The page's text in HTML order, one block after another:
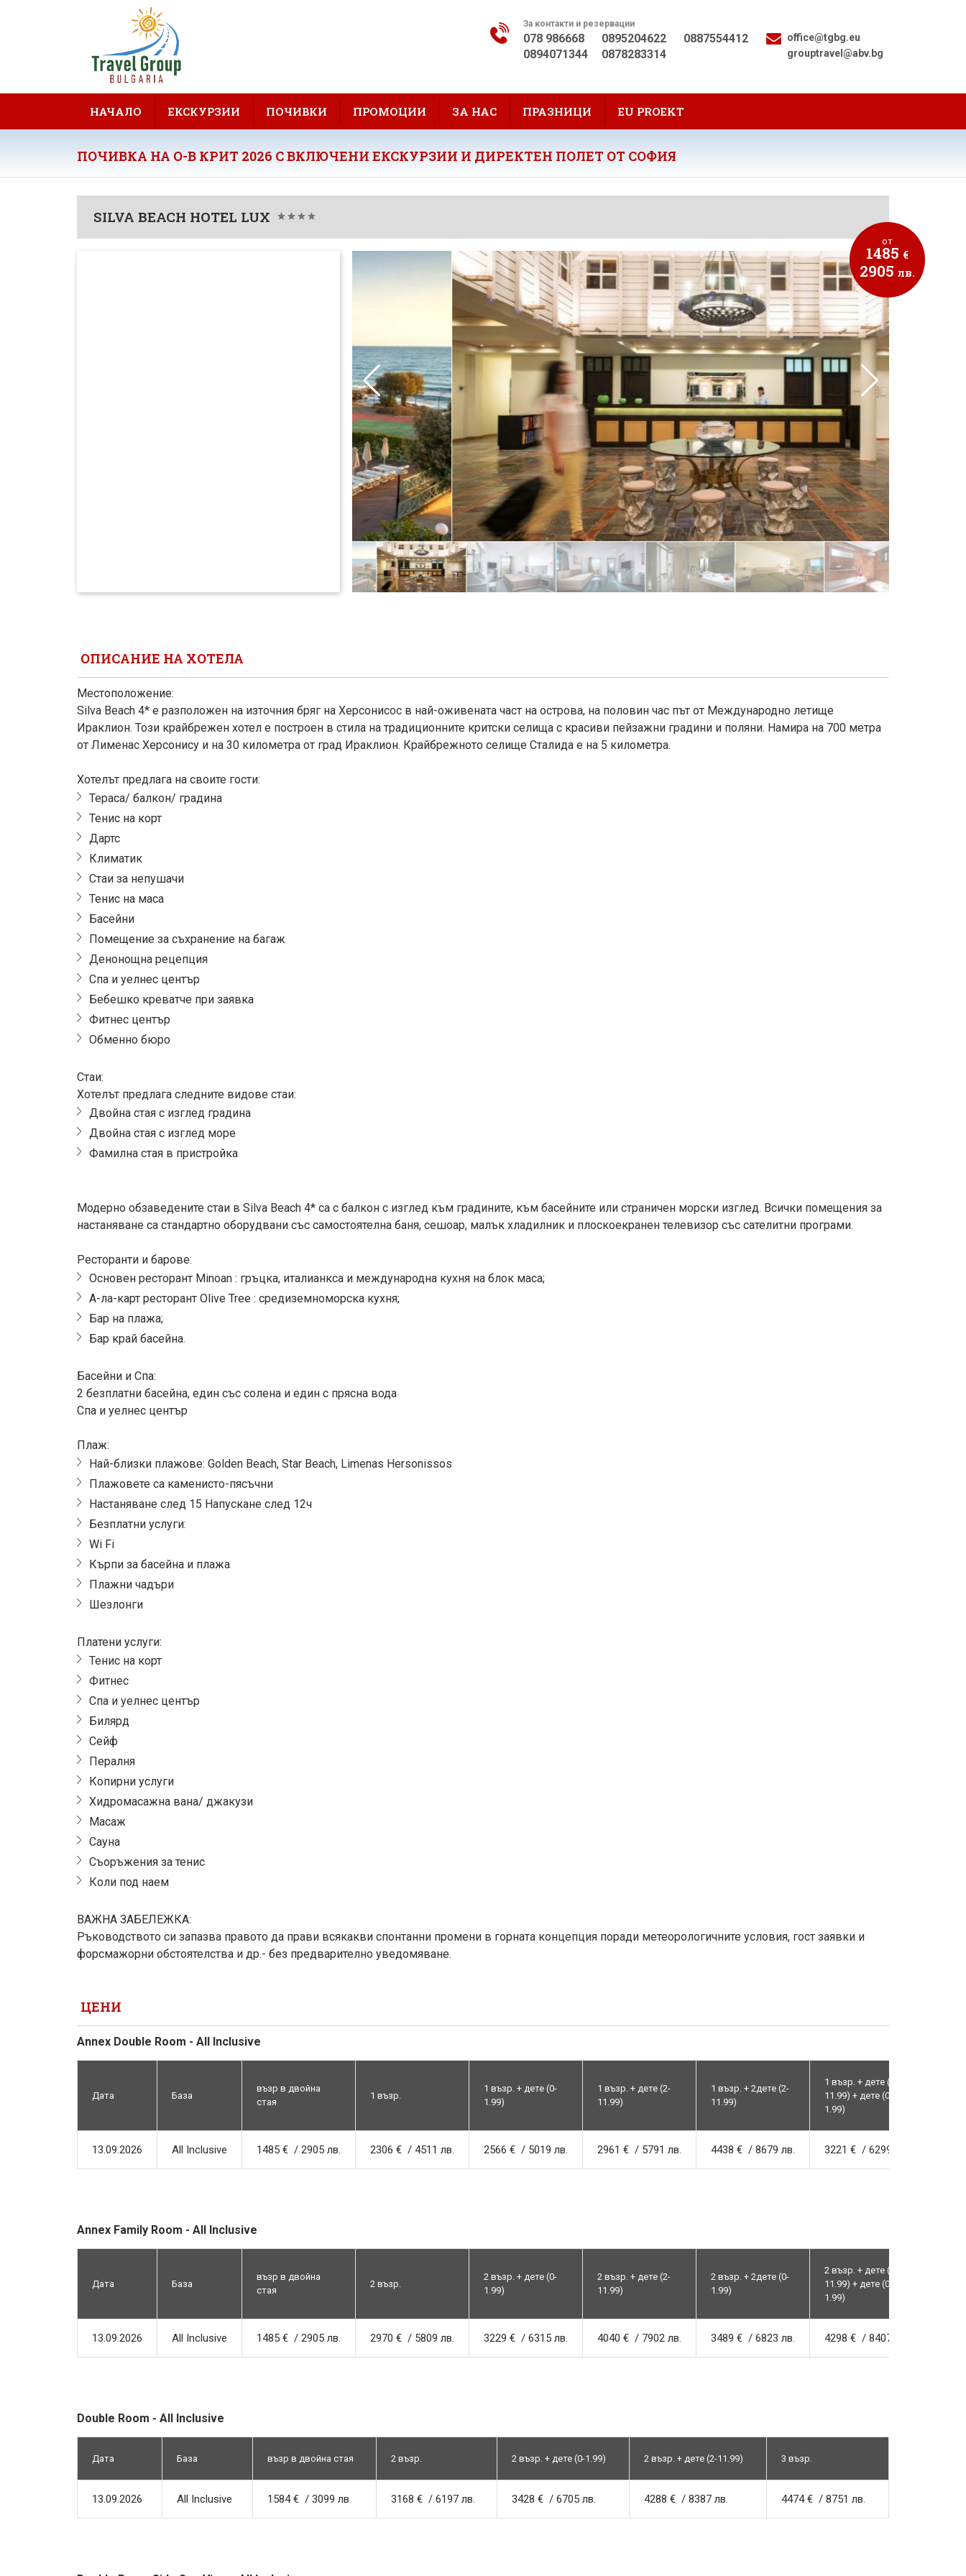
За контакти и резервации
078 986668 0895204622
0887554412
0894071344
0878283314
office@tgbg.eu
grouptravel@abv.bg
НАЧАЛО ЕКСКУРЗИИ ПОЧИВКИ ПРОМОЦИИ ЗА НАС ПРАЗНИЦИ EU PROEKT
ПОЧИВКА НА О-В КРИТ 2026 С ВКЛЮЧЕНИ ЕКСКУРЗИИ И ДИРЕКТЕН ПОЛЕТ ОТ СОФИЯ
SILVA BEACH HOTEL LUX
от
1485 €
2905 лв.
ОПИСАНИЕ НА ХОТЕЛА
Местоположение:
Silva Beach 4* е разположен на източния бряг на Херсонисос в най-оживената част на острова, на половин час път от Международно летище
Ираклион. Този крайбрежен хотел е построен в стила на традиционните критски селища с красиви пейзажни градини и поляни. Намира на 700 метра
от Лименас Херсонису и на 30 километра от град Ираклион. Крайбрежното селище Сталида е на 5 километра.
Хотелът предлага на своите гости:
Тераса/ балкон/ градина
Тенис на корт
Дартс
Климатик
Стаи за непушачи
Тенис на маса
Басейни
Помещение за съхранение на багаж
Денонощна рецепция
Спа и уелнес център
Бебешко креватче при заявка
Фитнес център
Обменно бюро
Стаи:
Хотелът предлага следните видове стаи:
Двойна стая с изглед градина
Двойна стая с изглед море
Фамилна стая в пристройка
Модерно обзаведените стаи в Silva Beach 4* са с балкон с изглед към градините, към басейните или страничен морски изглед. Всички помещения за
настаняване са стандартно оборудвани със самостоятелна баня, сешоар, малък хладилник и плоскоекранен телевизор със сателитни програми.
Ресторанти и барове:
Основен ресторант Minoan : гръцка, италианкса и международна кухня на блок маса;
А-ла-карт ресторант Olive Tree : средиземноморска кухня;
Бар на плажа;
Бар край басейна.
Басейни и Спа:
2 безплатни басейна, един със солена и един с прясна вода
Спа и уелнес център
Плаж:
Най-близки плажове: Golden Beach, Star Beach, Limenas Hersonissos
Плажовете са каменисто-пясъчни
Настаняване след 15 Напускане след 12ч
Безплатни услуги:
Wi Fi
Кърпи за басейна и плажа
Плажни чадъри
Шезлонги
Платени услуги:
Тенис на корт
Фитнес
Спа и уелнес център
Билярд
Сейф
Пералня
Копирни услуги
Хидромасажна вана/ джакузи
Масаж
Сауна
Съоръжения за тенис
Коли под наем
ВАЖНА ЗАБЕЛЕЖКА:
Ръководството си запазва правото да прави всякакви спонтанни промени в горната концепция поради метеорологичните условия, гост заявки и
форсмажорни обстоятелства и др.- без предварително уведомяване.
ЦЕНИ
Annex Double Room - All Inclusive
Дата База
възр в двойна
стая
1 възр.
1 възр. + дете (0-
1.99)
1 възр. + дете (2-
11.99)
1 възр. + 2дете (2-
11.99)
1 възр. + дете (2-
11.99) + дете (0-
1.99)
13.09.2026 All Inclusive 1485 € / 2905 лв. 2306 € / 4511 лв. 2566 € / 5019 лв. 2961 € / 5791 лв. 4438 € / 8679 лв. 3221 € / 6299 лв.
Annex Family Room - All Inclusive
Дата База
възр в двойна
стая
2 възр.
2 възр. + дете (0-
1.99)
2 възр. + дете (2-
11.99)
2 възр. + 2дете (0-
1.99)
2 възр. + дете (2-
11.99) + дете (0-
1.99)
13.09.2026 All Inclusive 1485 € / 2905 лв. 2970 € / 5809 лв. 3229 € / 6315 лв. 4040 € / 7902 лв. 3489 € / 6823 лв. 4298 € / 8407 лв.
Double Room - All Inclusive
Дата База възр в двойна стая 2 възр. 2 възр. + дете (0-1.99) 2 възр. + дете (2-11.99) 3 възр.
13.09.2026 All Inclusive 1584 € / 3099 лв. 3168 € / 6197 лв. 3428 € / 6705 лв. 4288 € / 8387 лв. 4474 € / 8751 лв.